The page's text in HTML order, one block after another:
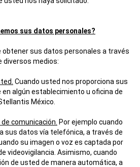
sus datos personales?
obtener sus datos personales a través
diversos medios:
Cuando usted nos proporciona sus
algún establecimiento u oficina de
México.
comunicación. Por ejemplo cuando
sus datos vía telefónica, a través de
su imagen o voz es captada por
videovigilancia. Asimismo, cuando
de usted de manera automática, a